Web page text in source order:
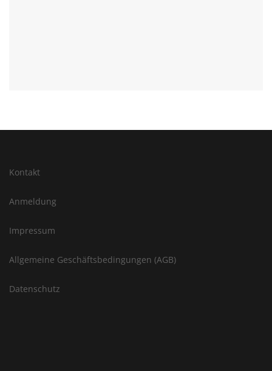
Kontakt
Anmeldung
Impressum
Allgemeine Geschäftsbedingungen (AGB)
Datenschutz